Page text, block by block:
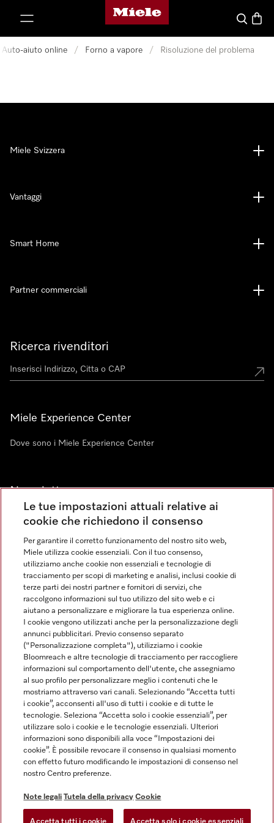
Homepage di Miele
Cerca
Auto-aiuto online / Forno a vapore / Risoluzione del problema
Ricerca rivenditori
Miele Experience Center
Dove sono i Miele Experience Center
Newsletter
Linguaggio
ITALIANO
Miele Svizzera
Vantaggi
Smart Home
Partner commerciali
Note Legali
Tutela della privacy
Miele su YoutubeMiele su Instagram
Miele su Facebook
Miele on Pinterest
Miele su LinkedIn
Le tue impostazioni attuali relative ai
cookie che richiedono il consenso
Per garantire il corretto funzionamento del nostro sito web,
Miele utilizza cookie essenziali. Con il tuo consenso,
utilizziamo anche cookie non essenziali e tecnologie di
tracciamento per scopi di marketing e analisi, inclusi cookie di
terze parti dei nostri partner e fornitori di servizi, che
raccolgono informazioni sul tuo utilizzo del sito web e ci
aiutano a personalizzare e migliorare la tua esperienza online.
I cookie vengono utilizzati anche per la personalizzazione degli
annunci pubblicitari. Previo consenso separato
("Personalizzazione completa"), utilizziamo i cookie
Bloomreach e altre tecnologie di tracciamento per raccogliere
informazioni sul comportamento dell'utente, che assegniamo
al suo profilo per personalizzare meglio i contenuti che le
mostriamo attraverso vari canali. Selezionando “Accetta tutti
i cookie”, acconsenti all'uso di tutti i cookie e di tutte le
tecnologie. Seleziona “Accetta solo i cookie essenziali”, per
utilizzare solo i cookie e le tecnologie essenziali. Ulteriori
informazioni sono disponibili alla voce “Impostazioni dei
cookie”. È possibile revocare il consenso in qualsiasi momento
con effetto futuro modificando le impostazioni di consenso nel
nostro Centro preferenze.
Note legali Tutela della privacy Cookie